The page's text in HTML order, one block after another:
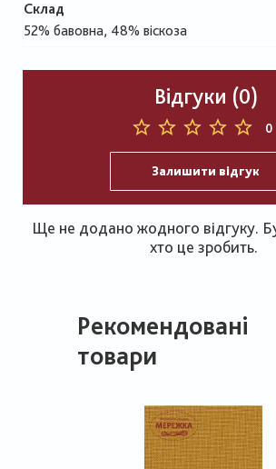
Склад
52% бавовна, 48% віскоза
Відгуки (0)
0
Залишити відгук
Ще не додано жодного відгуку.
хто це зробить.
Рекомендовані
товари